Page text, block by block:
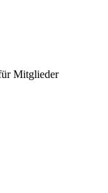
Mitglieder